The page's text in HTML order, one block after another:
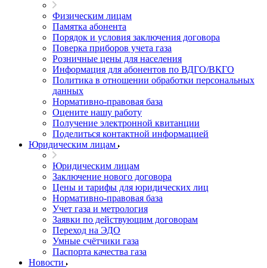
Физическим лицам
Памятка абонента
Порядок и условия заключения договора
Поверка приборов учета газа
Розничные цены для населения
Информация для абонентов по ВДГО/ВКГО
Политика в отношении обработки персональных
данных
Нормативно-правовая база
Оцените нашу работу
Получение электронной квитанции
Поделиться контактной информацией
Юридическим лицам
Юридическим лицам
Заключение нового договора
Цены и тарифы для юридических лиц
Нормативно-правовая база
Учет газа и метрология
Заявки по действующим договорам
Переход на ЭДО
Умные счётчики газа
Паспорта качества газа
Новости